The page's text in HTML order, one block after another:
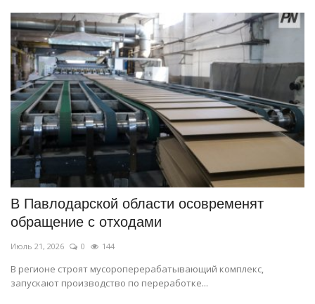
В Павлодарской области осовременят
обращение с отходами
Июль 21, 2026 0 144
В регионе строят мусороперерабатывающий комплекс,
запускают производство по переработке...